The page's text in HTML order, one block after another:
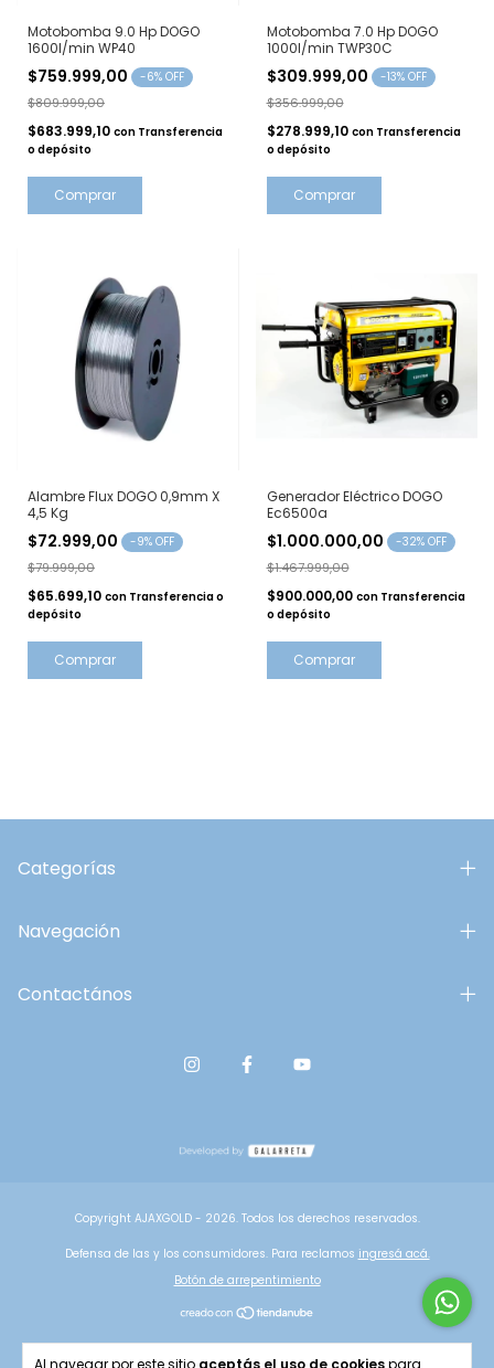
Al navegar por este sitio aceptás el uso de cookiespara
Motobomba 9.0 Hp DOGO
1600l/min WP40
$759.999,00 -6% OFF
$809.999,00
$683.999,10 con Transferencia
o depósito
Motobomba 7.0 Hp DOGO
1000l/min TWP30C
$309.999,00 -13% OFF
$356.999,00
$278.999,10 con Transferencia
o depósito
Alambre Flux DOGO 0,9mm X
4,5 Kg
$72.999,00 -9% OFF
$79.999,00
$65.699,10 con Transferencia o
depósito
Comprar
Generador Eléctrico DOGO
Ec6500a
$1.000.000,00 -32% OFF
$1.467.999,00
$900.000,00 con Transferencia
o depósito
Categorías
Navegación
Contactános
Copyright AJAXGOLD - 2026. Todos los derechos reservados.
Defensa de las y los consumidores. Para reclamos ingresá acá.
Botón de arrepentimiento